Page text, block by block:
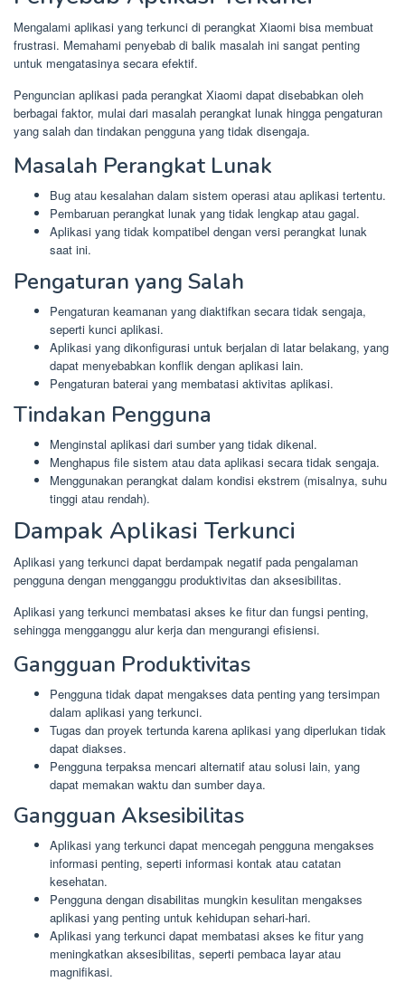
Mengalami aplikasi yang terkunci di perangkat Xiaomi bisa membuat
frustrasi. Memahami penyebab di balik masalah ini sangat penting
untuk mengatasinya secara efektif.
Penguncian aplikasi pada perangkat Xiaomi dapat disebabkan oleh
berbagai faktor, mulai dari masalah perangkat lunak hingga pengaturan
yang salah dan tindakan pengguna yang tidak disengaja.
Masalah Perangkat Lunak
Bug atau kesalahan dalam sistem operasi atau aplikasi tertentu.
Pembaruan perangkat lunak yang tidak lengkap atau gagal.
Aplikasi yang tidak kompatibel dengan versi perangkat lunak
saat ini.
Pengaturan yang Salah
Pengaturan keamanan yang diaktifkan secara tidak sengaja,
seperti kunci aplikasi.
Aplikasi yang dikonfigurasi untuk berjalan di latar belakang, yang
dapat menyebabkan konflik dengan aplikasi lain.
Pengaturan baterai yang membatasi aktivitas aplikasi.
Tindakan Pengguna
Menginstal aplikasi dari sumber yang tidak dikenal.
Menghapus file sistem atau data aplikasi secara tidak sengaja.
Menggunakan perangkat dalam kondisi ekstrem (misalnya, suhu
tinggi atau rendah).
Dampak Aplikasi Terkunci
Aplikasi yang terkunci dapat berdampak negatif pada pengalaman
pengguna dengan mengganggu produktivitas dan aksesibilitas.
Aplikasi yang terkunci membatasi akses ke fitur dan fungsi penting,
sehingga mengganggu alur kerja dan mengurangi efisiensi.
Gangguan Produktivitas
Pengguna tidak dapat mengakses data penting yang tersimpan
dalam aplikasi yang terkunci.
Tugas dan proyek tertunda karena aplikasi yang diperlukan tidak
dapat diakses.
Pengguna terpaksa mencari alternatif atau solusi lain, yang
dapat memakan waktu dan sumber daya.
Gangguan Aksesibilitas
Aplikasi yang terkunci dapat mencegah pengguna mengakses
informasi penting, seperti informasi kontak atau catatan
kesehatan.
Pengguna dengan disabilitas mungkin kesulitan mengakses
aplikasi yang penting untuk kehidupan sehari-hari.
Aplikasi yang terkunci dapat membatasi akses ke fitur yang
meningkatkan aksesibilitas, seperti pembaca layar atau
magnifikasi.